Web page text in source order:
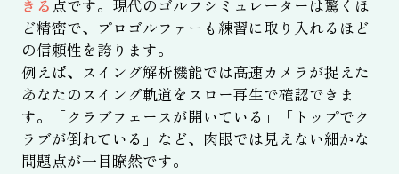
きる 点です。現代のゴルフシミュレーターは驚くほ
ど精密で、プロゴルファーも練習に取り入れるほど
の信頼性を誇ります。
例えば、スイング解析機能では高速カメラが捉えた
あなたのスイング軌道をスロー再生で確認できま
す。「クラブフェースが開いている」「トップでク
ラブが倒れている」など、肉眼では見えない細かな
問題点が一目瞭然です。